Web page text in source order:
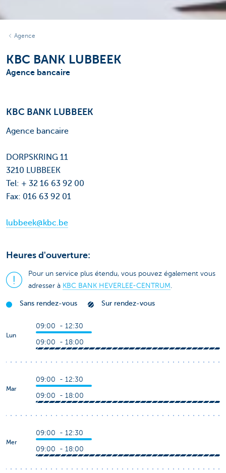
Agence
KBC BANK LUBBEEK
Agence bancaire
KBC BANK LUBBEEK
Agence bancaire
DORPSKRING 11
3210 LUBBEEK
Tel: + 32 16 63 92 00
Fax: 016 63 92 01
lubbeek@kbc.be
Heures d'ouverture:
Pour un service plus étendu, vous pouvez également vous
adresser à KBC BANK HEVERLEE-CENTRUM.
Sans rendez-vous Sur rendez-vous
Lun
09:00 - 12:30
09:00 - 18:00
Mar
09:00 - 12:30
09:00 - 18:00
Mer
09:00 - 12:30
09:00 - 18:00